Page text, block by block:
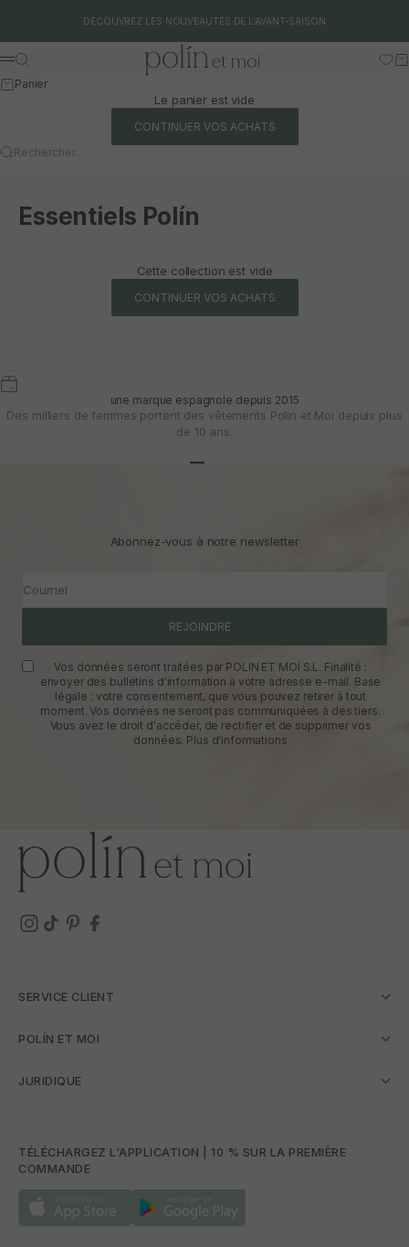
DÉCOUVREZ LES NOUVEAUTÉS DE L'AVANT-SAISON
Polín et moi
Menu
Rechercher
Panier
Le panier est vide
CONTINUER VOS ACHATS
Rechercher…
Essentiels Polín
Cette collection est vide
CONTINUER VOS ACHATS
une marque espagnole depuis 2015
Des milliers de femmes portent des vêtements Polin et Moi depuis plus
de 10 ans.
Abonnez-vous à notre newsletter
Courriel
REJOINDRE
Vos données seront traitées par POLIN ET MOI S.L. Finalité :
envoyer des bulletins d'information à votre adresse e-mail. Base
légale : votre consentement, que vous pouvez retirer à tout
moment. Vos données ne seront pas communiquées à des tiers.
Vous avez le droit d'accéder, de rectifier et de supprimer vos
données. Plus d'informations
SERVICE CLIENT
POLÍN ET MOI
JURIDIQUE
TÉLÉCHARGEZ L'APPLICATION | 10 % SUR LA PREMIÈRE
COMMANDE